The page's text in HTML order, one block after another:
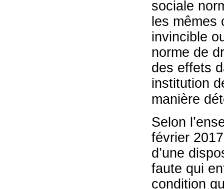
sociale
les mêmes
invincible
norme de
des effets
institution
manière
Selon
février
d’une
faute qui
condition